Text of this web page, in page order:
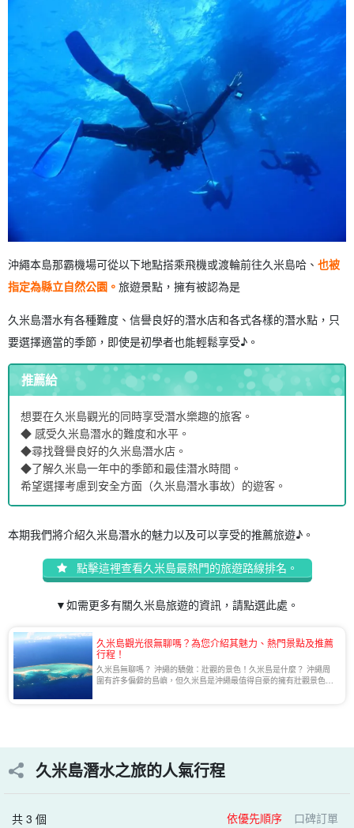
沖繩本島那霸機場可從以下地點搭乘飛機或渡輪前往久米島哈、 也被
指定為縣立自然公園。 旅遊景點，擁有被認為是
久米島潛水有各種難度、信譽良好的潛水店和各式各樣的潛水點，只
要選擇適當的季節，即使是初學者也能輕鬆享受♪。
推薦給
想要在久米島觀光的同時享受潛水樂趣的旅客。
◆ 感受久米島潛水的難度和水平。
◆尋找聲譽良好的久米島潛水店。
◆了解久米島一年中的季節和最佳潛水時間。
希望選擇考慮到安全方面（久米島潛水事故）的遊客。
本期我們將介紹久米島潛水的魅力以及可以享受的推薦旅遊♪。
點擊這裡查看久米島最熱門的旅遊路線排名。
▼如需更多有關久米島旅遊的資訊，請點選此處。
久米島觀光很無聊嗎？為您介紹其魅力、熱門景點及推薦
行程！
久米島無聊嗎？ 沖繩的驕傲：壯觀的景色！久米島是什麼？ 沖繩周
圍有許多偏僻的島嶼，但久米島是沖繩最值得自豪的擁有壯觀景色的
久米島潛水之旅的人氣行程
共 3 個 依優先順序 口碑訂單